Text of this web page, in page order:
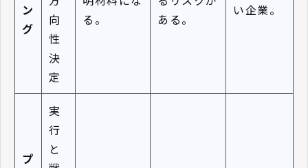
ン
グ
向
性
決
定
る。
ある。
い企業。
プ
実
行
と